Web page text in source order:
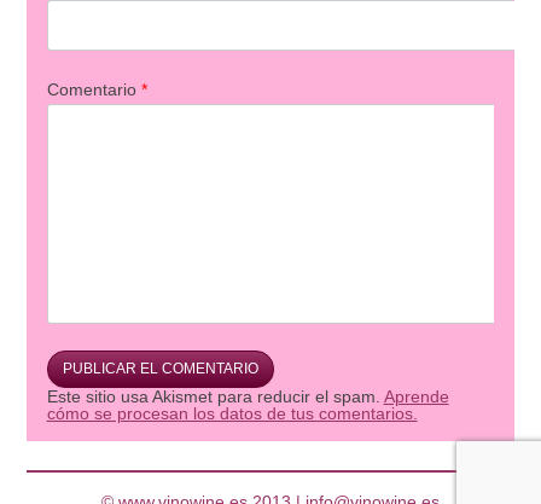
Comentario *
Este sitio usa Akismet para reducir el spam. Aprende
cómo se procesan los datos de tus comentarios.